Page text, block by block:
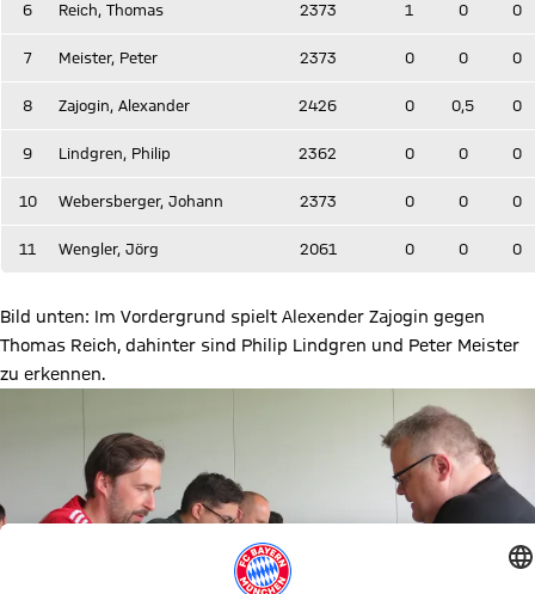
6 Reich, Thomas 2373 1 0 0
7 Meister, Peter 2373 0 0 0
8 Zajogin, Alexander 2426 0 0,5 0
9 Lindgren, Philip 2362 0 0 0
10 Webersberger, Johann 2373 0 0 0
11 Wengler, Jörg 2061 0 0 0
Bild unten: Im Vordergrund spielt Alexender Zajogin gegen
Thomas Reich, dahinter sind Philip Lindgren und Peter Meister
zu erkennen.